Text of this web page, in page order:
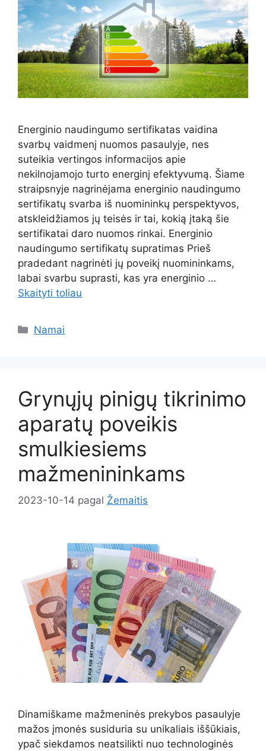
Energinio naudingumo sertifikatas vaidina
svarbų vaidmenį nuomos pasaulyje, nes
suteikia vertingos informacijos apie
nekilnojamojo turto energinį efektyvumą. Šiame
straipsnyje nagrinėjama energinio naudingumo
sertifikatų svarba iš nuomininkų perspektyvos,
atskleidžiamos jų teisės ir tai, kokią įtaką šie
sertifikatai daro nuomos rinkai. Energinio
naudingumo sertifikatų supratimas Prieš
pradedant nagrinėti jų poveikį nuomininkams,
labai svarbu suprasti, kas yra energinio …
Skaityti toliau
Kategorijos
Namai
Grynųjų pinigų tikrinimo
aparatų poveikis
smulkiesiems
mažmenininkams
2023-10-14 pagal Žemaitis
Dinamiškame mažmeninės prekybos pasaulyje
mažos įmonės susiduria su unikaliais iššūkiais,
ypač siekdamos neatsilikti nuo technologinės